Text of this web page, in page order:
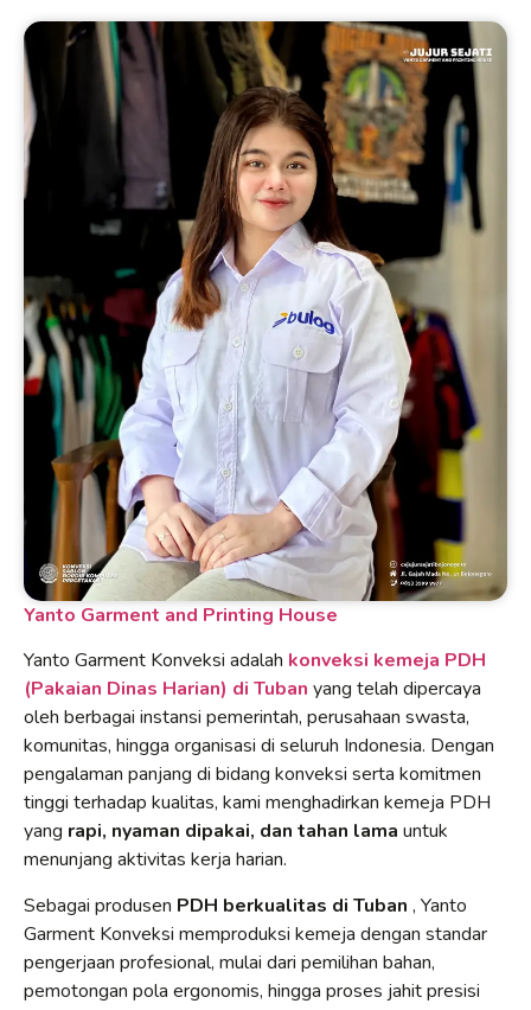
Yanto Garment and Printing House
Yanto Garment Konveksi adalah konveksi kemeja PDH
(Pakaian Dinas Harian) di Tuban yang telah dipercaya
oleh berbagai instansi pemerintah, perusahaan swasta,
komunitas, hingga organisasi di seluruh Indonesia. Dengan
pengalaman panjang di bidang konveksi serta komitmen
tinggi terhadap kualitas, kami menghadirkan kemeja PDH
yang rapi, nyaman dipakai, dan tahan lama untuk
menunjang aktivitas kerja harian.
Sebagai produsen PDH berkualitas di Tuban , Yanto
Garment Konveksi memproduksi kemeja dengan standar
pengerjaan profesional, mulai dari pemilihan bahan,
pemotongan pola ergonomis, hingga proses jahit presisi